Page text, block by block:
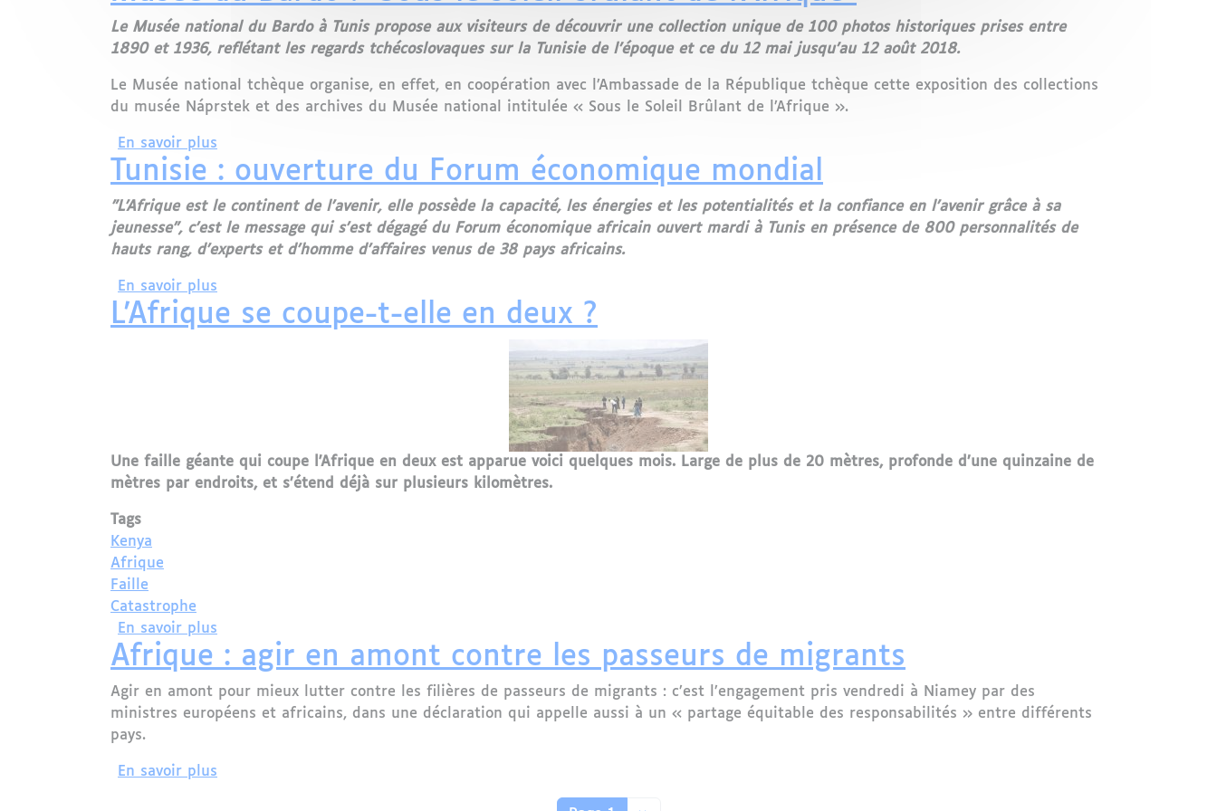
Le Musée national du Bardo à Tunis propose aux visiteurs de découvrir une collection unique de 100 photos historiques prises entre
1890 et 1936, reflétant les regards tchécoslovaques sur la Tunisie de l’époque et ce du 12 mai jusqu’au 12 août 2018.
Le Musée national tchèque organise, en effet, en coopération avec l’Ambassade de la République tchèque cette exposition des collections
du musée Náprstek et des archives du Musée national intitulée « Sous le Soleil Brûlant de l’Afrique ».
En savoir plus
Tunisie : ouverture du Forum économique mondial
"L'Afrique est le continent de l'avenir, elle possède la capacité, les énergies et les potentialités et la confiance en l'avenir grâce à sa
jeunesse", c'est le message qui s'est dégagé du Forum économique africain ouvert mardi à Tunis en présence de 800 personnalités de
hauts rang, d'experts et d'homme d'affaires venus de 38 pays africains.
En savoir plus
L'Afrique se coupe-t-elle en deux ?
Une faille géante qui coupe l'Afrique en deux est apparue voici quelques mois. Large de plus de 20 mètres, profonde d’une quinzaine de
mètres par endroits, et s’étend déjà sur plusieurs kilomètres.
Tags
Kenya
Afrique
Faille
Catastrophe
En savoir plus
Afrique : agir en amont contre les passeurs de migrants
Agir en amont pour mieux lutter contre les filières de passeurs de migrants : c’est l’engagement pris vendredi à Niamey par des
ministres européens et africains, dans une déclaration qui appelle aussi à un « partage équitable des responsabilités » entre différents
pays.
En savoir plus